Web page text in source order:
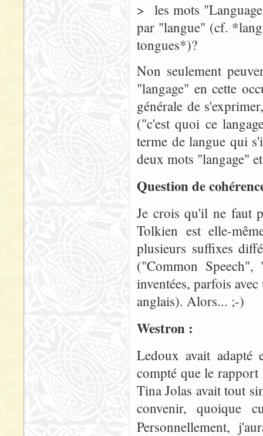
> les mots
par "langue" (cf.
tongues*)?
Non seulement
"langage" en cette
générale de
("c'est quoi ce
terme de langue qui
deux mots "langage"
Question de
Je crois qu'il ne faut
Tolkien est elle-
plusieurs suffixes
("Common
inventées, parfois
anglais). Alors... ;-)
Westron :
Ledoux avait adapté
compté que le rapport
Tina Jolas avait tout
convenir, quoique
Personnellement,